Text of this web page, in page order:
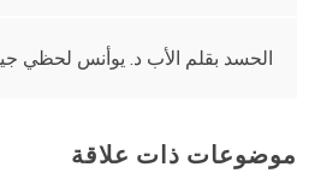
المقالات
الحسد بقلم الأب د. يوأنس لحظي
موضوعات ذات علاقة